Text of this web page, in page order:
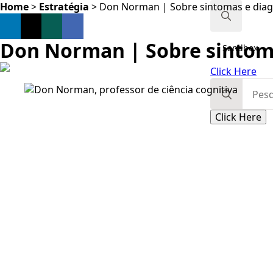
for:Sandbox
Click Here
Search
for:
Click Here
Home> Estratégia > Don Norman | Sobre sintomas e
Don Norman | Sobre